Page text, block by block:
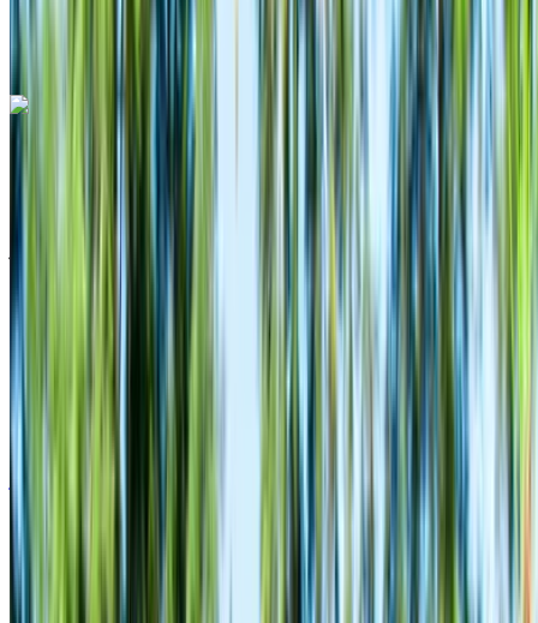
محمد الخامس الدولي, الدار البيضاء
مطار محمد
الخامس الدولي, الدار البيضاء
مكالمة
الواتساب
هيونداي كريتا 5 مقاعد 2024
سيارة كروس أوفر لون أبيض، 5 مقاعد، عصرية، كفاءة عالية في
استهلاك الوقود، مناسبة للعائلات
مطار محمد الخامس الدولي, الدار البيضاء
محمد الخامس الدولي, الدار البيضاء
غير محدود